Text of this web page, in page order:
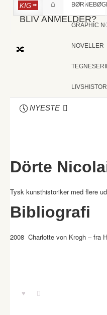
BLIV ANMELDER?
KIG
GRAPHIC
NOVELLER
NYESTE
Dörte
Tysk kunsthistoriker med flere
Bibliografi
2008 Charlotte von Krogh – fra